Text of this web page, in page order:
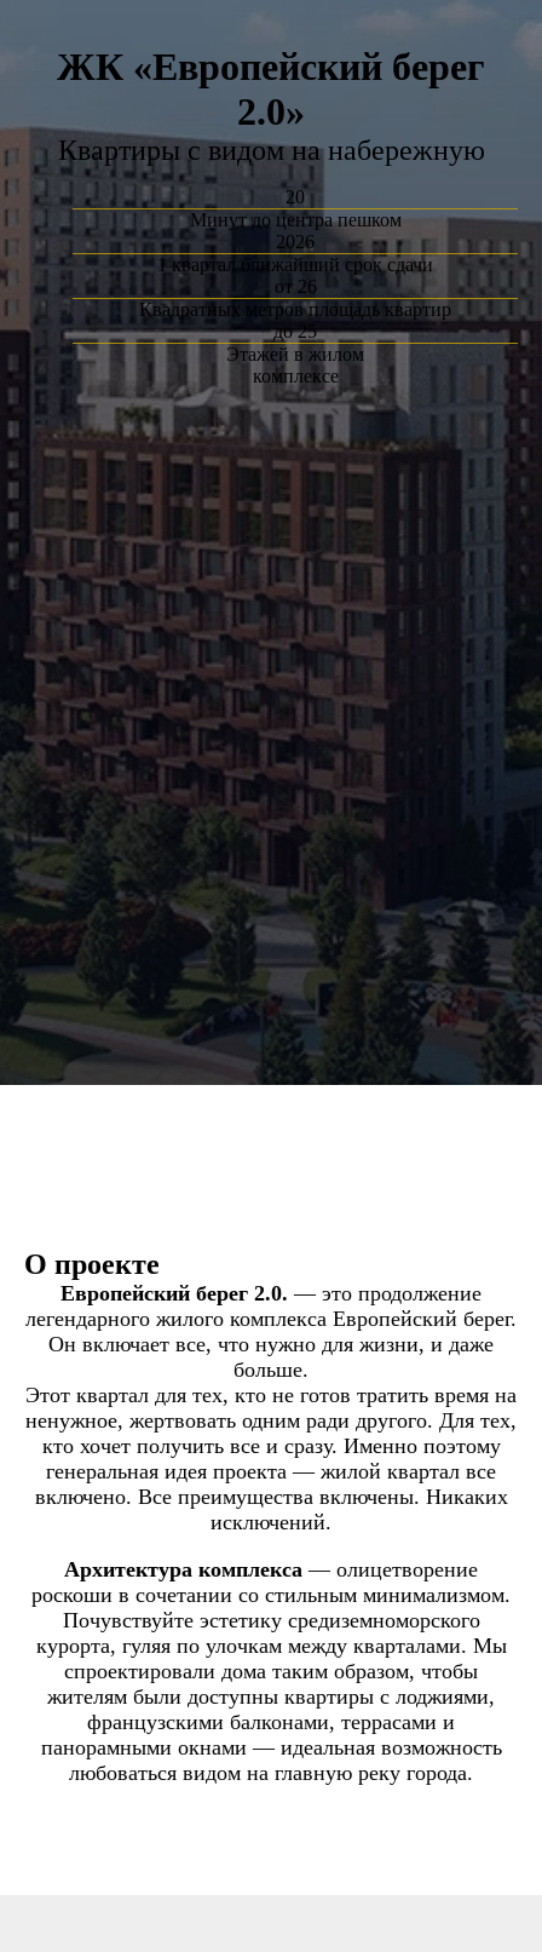
ЖК «Европейский берег
2.0»
Квартиры с видом на набережную
20
Минут до центра пешком
2026
1 квартал ближайший срок сдачи
от 26
Квадратных метров площадь квартир
до 25
Этажей в жилом
комплексе
О проекте
Европейский берег 2.0. — это продолжение
легендарного жилого комплекса Европейский берег.
Он включает все, что нужно для жизни, и даже
больше.
Этот квартал для тех, кто не готов тратить время на
ненужное, жертвовать одним ради другого. Для тех,
кто хочет получить все и сразу. Именно поэтому
генеральная идея проекта — жилой квартал все
включено. Все преимущества включены. Никаких
исключений.
Архитектура комплекса — олицетворение
роскоши в сочетании со стильным минимализмом.
Почувствуйте эстетику средиземноморского
курорта, гуляя по улочкам между кварталами. Мы
спроектировали дома таким образом, чтобы
жителям были доступны квартиры с лоджиями,
французскими балконами, террасами и
панорамными окнами — идеальная возможность
любоваться видом на главную реку города.